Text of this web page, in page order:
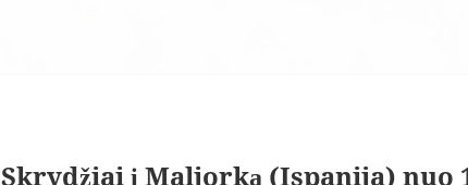
Skrydžiai į Maljorką (Ispanija) nuo